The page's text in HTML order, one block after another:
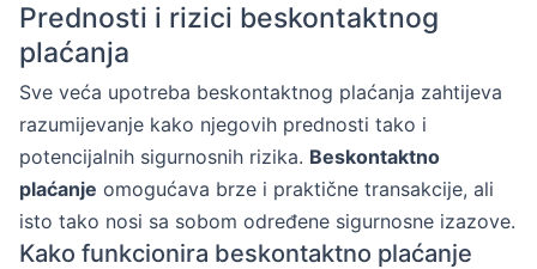
Prednosti i rizici beskontaktnog
plaćanja
Sve veća upotreba beskontaktnog plaćanja zahtijeva
razumijevanje kako njegovih prednosti tako i
potencijalnih sigurnosnih rizika. Beskontaktno
plaćanje omogućava brze i praktične transakcije, ali
isto tako nosi sa sobom određene sigurnosne izazove.
Kako funkcionira beskontaktno plaćanje